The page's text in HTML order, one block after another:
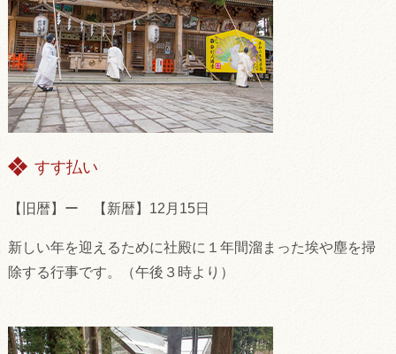
すす払い
【旧暦】ー 【新暦】12月15日
新しい年を迎えるために社殿に１年間溜まった埃や塵を掃
除する行事です。（午後３時より）